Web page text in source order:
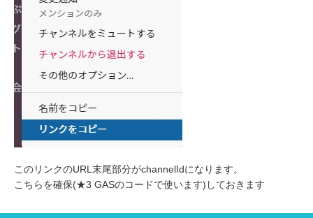
このリンクのURL末尾部分がchannelIdになります。
こちらを確保(★3 GASのコードで使います)しておきます